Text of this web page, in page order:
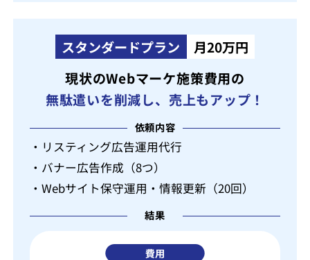
スタンダードプラン
月20万円
現状のWebマーケ施策費用の
無駄遣いを削減し、売上もアップ！
依頼内容
・リスティング広告運用代行
・バナー広告作成（8つ）
・Webサイト保守運用・情報更新（20回）
結果